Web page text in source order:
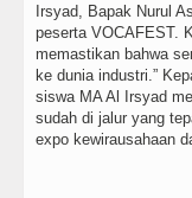
Irsyad, Bapak Nurul
peserta VOCAFEST.
memastikan bahwa
ke dunia industri.”
siswa MA Al Irsyad
sudah di jalur yang
expo kewirausahaan